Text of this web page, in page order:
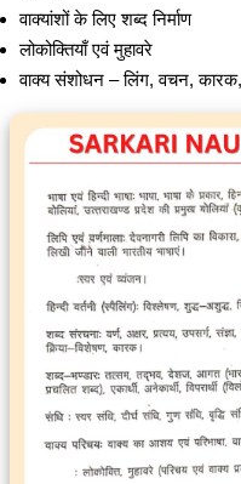
वाक्यांशों के लिए शब्द निर्माण
लोकोक्तियाँ एवं मुहावरे
वाक्य संशोधन – लिंग, वचन, कारक,